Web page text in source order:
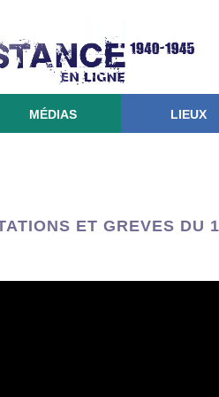
MÉDIAS LIEUX
ET GREVES DU